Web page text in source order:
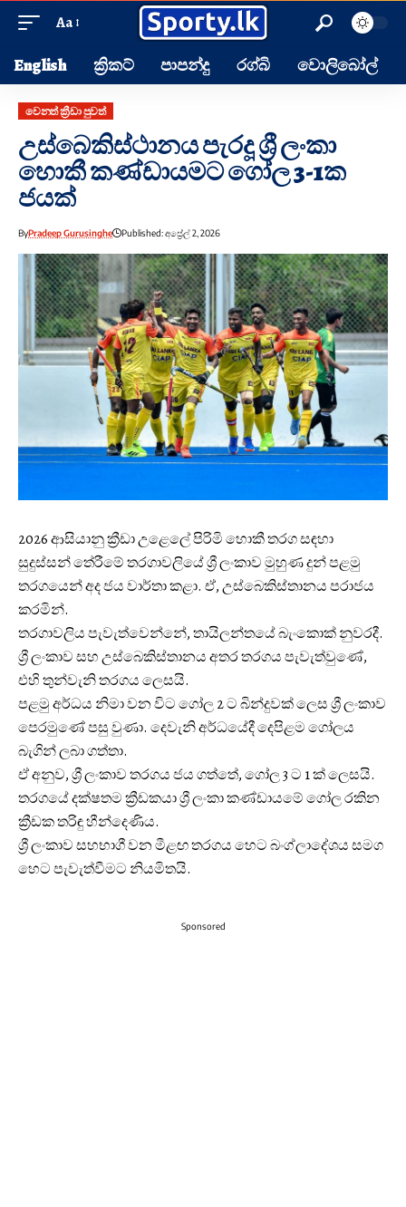
Aa
English ක්‍රිකට් පාපන්දු රග්බි වොලිබෝල්
වෙනත් ක්‍රීඩා පුවත්
උස්බෙකිස්ථානය පැරදූ ශ්‍රී ලංකා
හොකී කණ්ඩායමට ගෝල 3-1ක
ජයක්
ByPradeep Gurusinghe Published: අප්‍රේල් 2, 2026
2026 ආසියානු ක්‍රීඩා උළෙලේ පිරිමි හොකී තරග සඳහා
සුදුස්සන් තේරීමේ තරගාවලියේ ශ්‍රී ලංකාව මුහුණ දුන් පළමු
තරගයෙන් අද ජය වාර්තා කළා. ඒ, උස්බෙකිස්තානය පරාජය
කරමින්.
තරගාවලිය පැවැත්වෙන්නේ, තායිලන්තයේ බැං‍කොක් නුවරදී.
ශ්‍රී ලංකාව සහ උස්බෙකිස්තානය අතර තරගය පැවැත්වුණේ,
එහි තුන්වැනි තරගය ලෙසයි.
පළමු අර්ධය නිමා වන විට ගෝල 2 ට බින්දුවක් ලෙස ශ්‍රී ලංකාව
පෙරමුණේ පසු වුණා. දෙවැනි අර්ධයේදී දෙපිළම ගෝලය
බැගින් ලබා ගත්තා. ‍
ඒ අනුව, ශ්‍රී ලංකාව තරගය ජය ගත්තේ, ගෝල 3 ට 1 ක් ලෙසයි.
තරගයේ දක්ෂතම ක්‍රීඩකයා ශ්‍රී ලංකා කණ්ඩායමේ ගෝල රකින
ක්‍රීඩක තරිඳු හීන්දෙණිය.
ශ්‍රී ලංකාව සහභාගී වන මීළඟ තරගය හෙට බංග්ලා‍දේශය සමග
හෙට පැවැත්වීමට නියමිතයි.
Sponsored